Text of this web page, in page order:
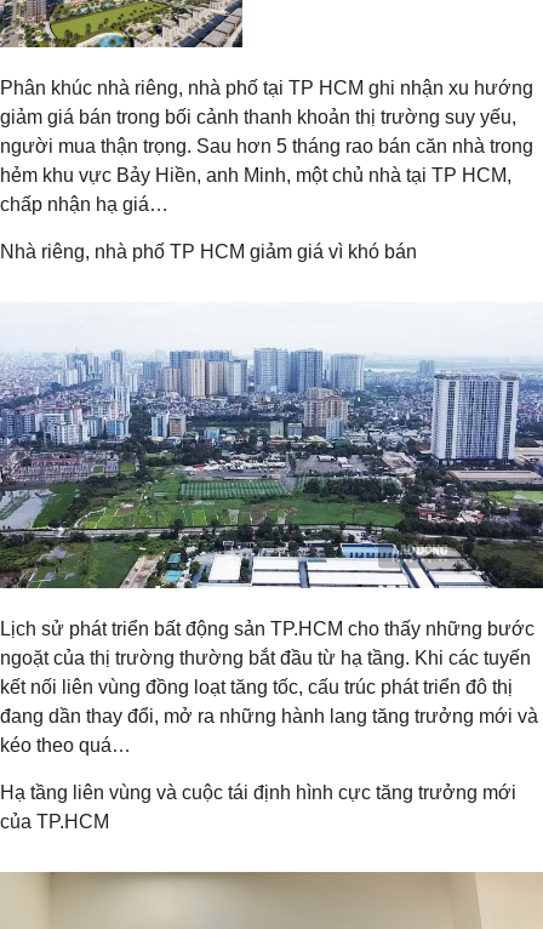
Phân khúc nhà riêng, nhà phố tại TP HCM ghi nhận xu hướng
giảm giá bán trong bối cảnh thanh khoản thị trường suy yếu,
người mua thận trọng. Sau hơn 5 tháng rao bán căn nhà trong
hẻm khu vực Bảy Hiền, anh Minh, một chủ nhà tại TP HCM,
chấp nhận hạ giá…
Nhà riêng, nhà phố TP HCM giảm giá vì khó bán
Lịch sử phát triển bất động sản TP.HCM cho thấy những bước
ngoặt của thị trường thường bắt đầu từ hạ tầng. Khi các tuyến
kết nối liên vùng đồng loạt tăng tốc, cấu trúc phát triển đô thị
đang dần thay đổi, mở ra những hành lang tăng trưởng mới và
kéo theo quá…
Hạ tầng liên vùng và cuộc tái định hình cực tăng trưởng mới
của TP.HCM